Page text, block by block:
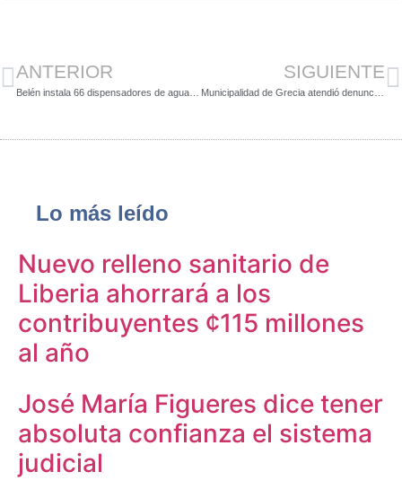
ANTERIOR SIGUIENTE
Lo más leído
Nuevo relleno sanitario de
Liberia ahorrará a los
contribuyentes ¢115 millones
al año
José María Figueres dice tener
absoluta confianza el sistema
judicial